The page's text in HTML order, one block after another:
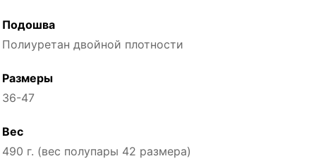
Подошва
Полиуретан двойной плотности
Размеры
36-47
Вес
490 г. (вес полупары 42 размера)